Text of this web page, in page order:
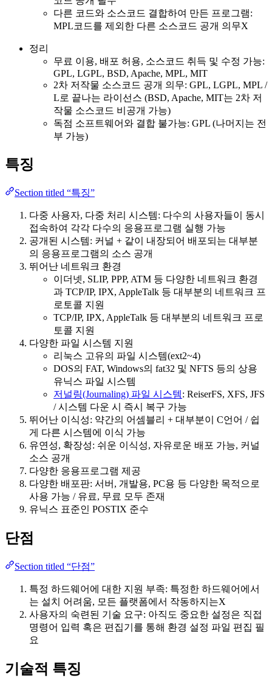
다른 코드와 소스코드 결합하여 만든 프로그램:
MPL코드를 제외한 다른 소스코드 공개 의무X
정리
무료 이용, 배포 허용, 소스코드 취득 및 수정 가능:
GPL, LGPL, BSD, Apache, MPL, MIT
2차 저작물 소스코드 공개 의무: GPL, LGPL, MPL /
L로 끝나는 라이선스 (BSD, Apache, MIT는 2차 저
작물 소스코드 비공개 가능)
독점 소프트웨어와 결합 불가능: GPL (나머지는 전
부 가능)
특징
Section titled “특징”
다중 사용자, 다중 처리 시스템: 다수의 사용자들이 동시
접속하여 각각 다수의 응용프로그램 실행 가능
공개된 시스템: 커널 + 같이 내장되어 배포되는 대부분
의 응용프로그램의 소스 공개
뛰어난 네트워크 환경
이더넷, SLIP, PPP, ATM 등 다양한 네트워크 환경
과 TCP/IP, IPX, AppleTalk 등 대부분의 네트워크 프
로토콜 지원
TCP/IP, IPX, AppleTalk 등 대부분의 네트워크 프로
토콜 지원
다양한 파일 시스템 지원
리눅스 고유의 파일 시스템(ext2~4)
DOS의 FAT, Windows의 fat32 및 NFTS 등의 상용
유닉스 파일 시스템
저널링(Journaling) 파일 시스템: ReiserFS, XFS, JFS
/ 시스템 다운 시 즉시 복구 가능
뛰어난 이식성: 약간의 어셈블리 + 대부분이 C언어 / 쉽
게 다른 시스템에 이식 가능
유연성, 확장성: 쉬운 이식성, 자유로운 배포 가능, 커널
소스 공개
다양한 응용프로그램 제공
다양한 배포판: 서버, 개발용, PC용 등 다양한 목적으로
사용 가능 / 유료, 무료 모두 존재
유닉스 표준인 POSTIX 준수
단점
Section titled “단점”
특정 하드웨어에 대한 지원 부족: 특정한 하드웨어에서
는 설치 어려움, 모든 플랫폼에서 작동하지는X
사용자의 숙련된 기술 요구: 아직도 중요한 설정은 직접
명령어 입력 혹은 편집기를 통해 환경 설정 파일 편집 필
요
기술적 특징